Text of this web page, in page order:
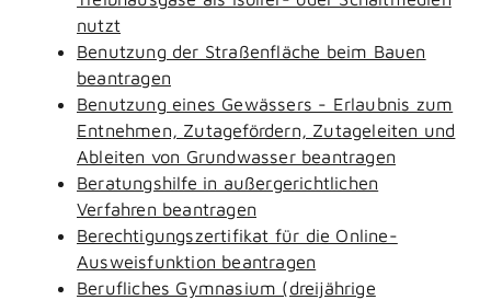
nutzt
Benutzung der Straßenfläche beim Bauen
beantragen
Benutzung eines Gewässers - Erlaubnis zum
Entnehmen, Zutagefördern, Zutageleiten und
Ableiten von Grundwasser beantragen
Beratungshilfe in außergerichtlichen
Verfahren beantragen
Berechtigungszertifikat für die Online-
Ausweisfunktion beantragen
Berufliches Gymnasium (dreijährige